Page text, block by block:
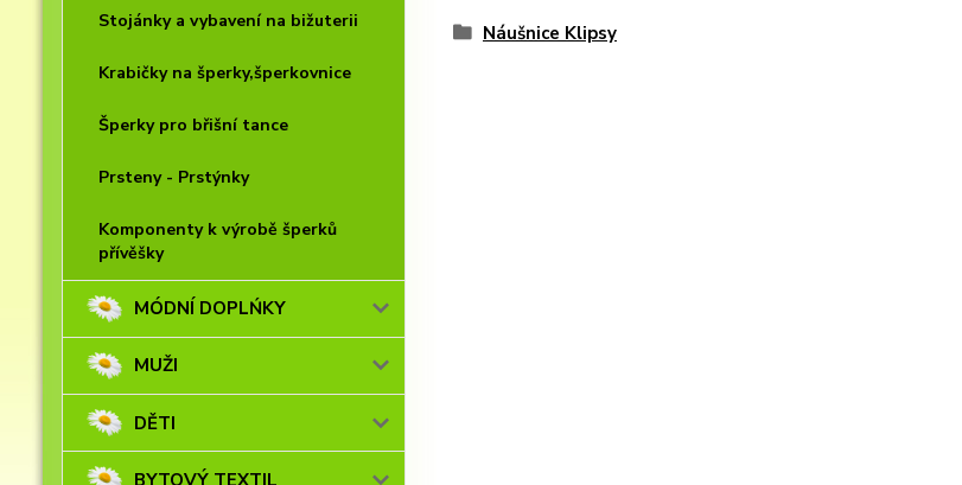
Stojánky a vybavení na bižuterii
Krabičky na šperky,šperkovnice
Šperky pro břišní tance
Prsteny - Prstýnky
Komponenty k výrobě šperků
přívěšky
MÓDNÍ DOPLŃKY
MUŽI
DĚTI
BYTOVÝ TEXTIL
Náušnice Klipsy